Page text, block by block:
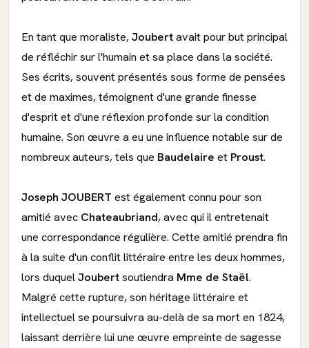
En tant que moraliste,Joubertavait pour but principal
de réfléchir sur l'humain et sa place dans la société.
Ses écrits, souvent présentés sous forme de pensées
et de maximes, témoignent d'une grande finesse
d'esprit et d'une réflexion profonde sur la condition
humaine. Son œuvre a eu une influence notable sur de
nombreux auteurs, tels que Baudelaire et Proust.
Joseph JOUBERT est également connu pour son
amitié avec Chateaubriand, avec qui il entretenait
une correspondance régulière. Cette amitié prendra fin
à la suite d'un conflit littéraire entre les deux hommes,
lors duquelJoubertsoutiendra Mme de Staël.
Malgré cette rupture, son héritage littéraire et
intellectuel se poursuivra au-delà de sa mort en 1824,
laissant derrière lui une œuvre empreinte de sagesse